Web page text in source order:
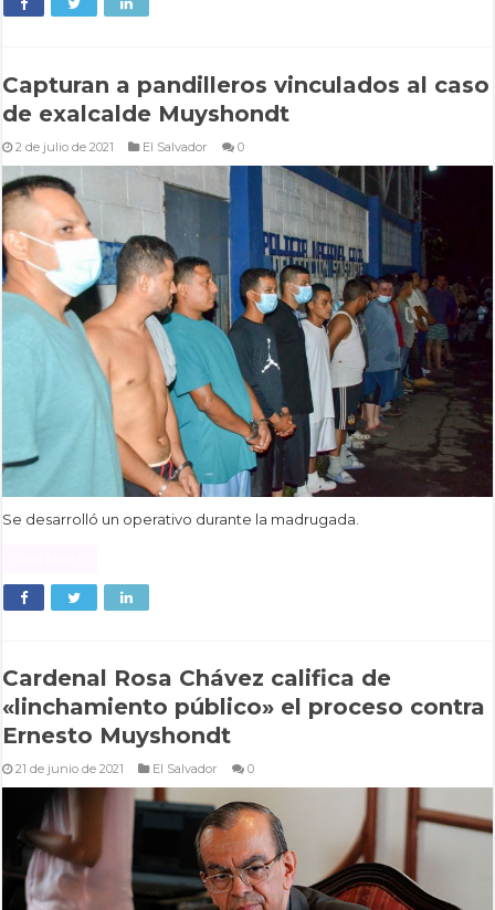
Capturan a pandilleros vinculados al caso
de exalcalde Muyshondt
2 de julio de 2021 El Salvador 0
Se desarrolló un operativo durante la madrugada.
Cardenal Rosa Chávez califica de
«linchamiento público» el proceso contra
Ernesto Muyshondt
21 de junio de 2021 El Salvador 0